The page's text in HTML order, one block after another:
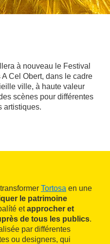
à nouveau le Festival
Cel Obert, dans le cadre
ville, à haute valeur
scènes pour différentes
artistiques.
Tortosa en une
le patrimoine
etapprocher et
de tous les publics.
par différentes
ou designers, qui